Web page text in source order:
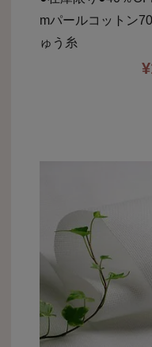
mパールコットン
ゅう糸
¥